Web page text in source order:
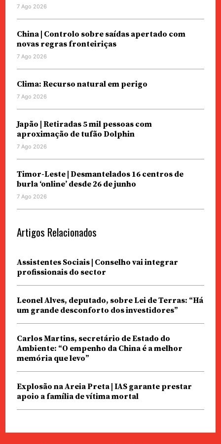
7 Ago 2026
China | Controlo sobre saídas apertado com
novas regras fronteiriças
7 Ago 2026
Clima: Recurso natural em perigo
7 Ago 2026
Japão | Retiradas 5 mil pessoas com
aproximação de tufão Dolphin
7 Ago 2026
Timor-Leste | Desmantelados 16 centros de
burla ‘online’ desde 26 de junho
7 Ago 2026
Artigos Relacionados
Assistentes Sociais | Conselho vai integrar
profissionais do sector
Leonel Alves, deputado, sobre Lei de Terras: “Há
um grande desconforto dos investidores”
Carlos Martins, secretário de Estado do
Ambiente: “O empenho da China é a melhor
memória que levo”
Explosão na Areia Preta | IAS garante prestar
apoio a família de vítima mortal